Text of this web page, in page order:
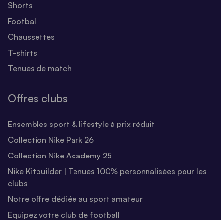
Shorts
Football
Chaussettes
T-shirts
Tenues de match
Offres clubs
Ensembles sport & lifestyle à prix réduit
Collection Nike Park 26
Collection Nike Academy 25
Nike Kitbuilder | Tenues 100% personnalisées pour les
clubs
Notre offre dédiée au sport amateur
Equipez votre club de football